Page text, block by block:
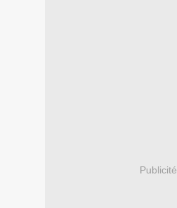
Publicité